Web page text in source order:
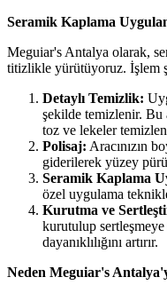
Seramik Kaplama
Meguiar's Antalya olarak,
titizlikle yürütüyoruz. İşlem
Detaylı Temizlik:
şekilde temizlenir. Bu
toz ve lekeler
Polisaj: Aracınızın
giderilerek yüzey
Seramik Kaplama
özel uygulama
Kurutma ve
kurutulup sertleşmeye
dayanıklılığını artırır.
Neden Meguiar's